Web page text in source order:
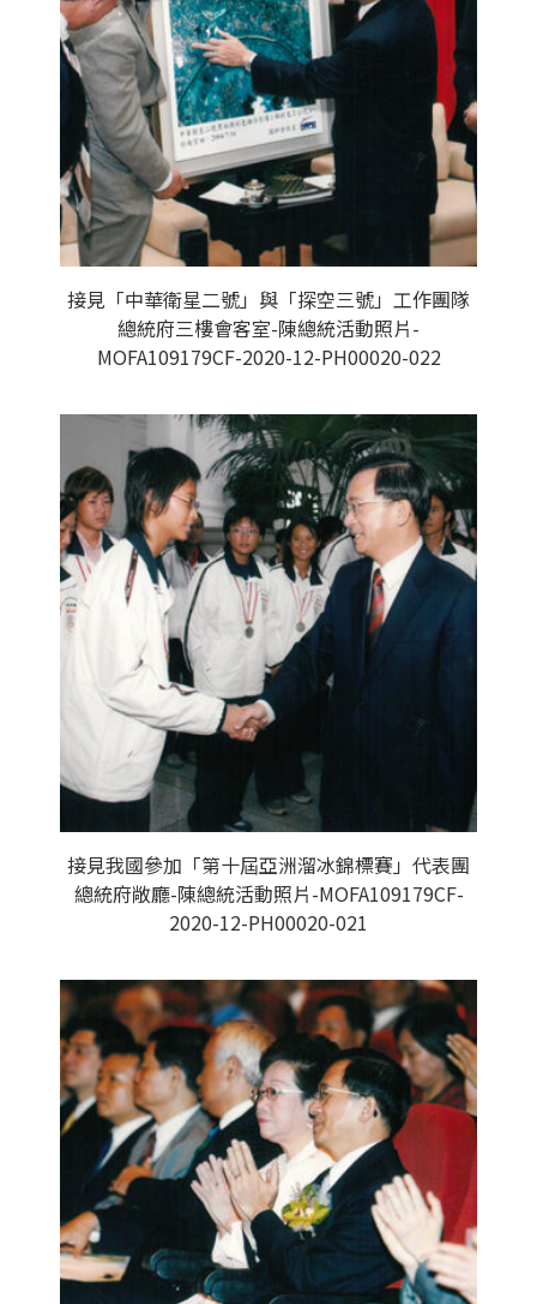
接見「中華衛星二號」與「探空三號」工作團隊
總統府三樓會客室-陳總統活動照片-
MOFA109179CF-2020-12-PH00020-022
接見我國參加「第十屆亞洲溜冰錦標賽」代表團
總統府敞廳-陳總統活動照片-MOFA109179CF-
2020-12-PH00020-021